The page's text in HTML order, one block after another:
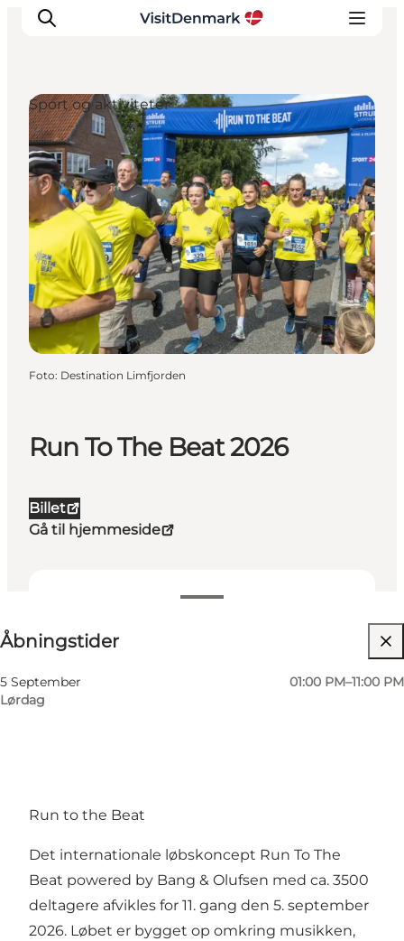
Inspiration
Destinationer
Oplevelser
Overnatning
Planlæg ferien
Run To The Beat 2026
Billet
Gå til hjemmeside
Åbningstider
5 September
Lørdag
01:00 PM–11:00 PM
Min partner, Mig selv, Børn, Venner
Sport og aktiviteter
Foto: Destination Limfjorden
Run to the Beat
Det internationale løbskoncept Run To The
Beat powered by Bang & Olufsen med ca. 3500
deltagere afvikles for 11. gang den 5. september
2026. Løbet er bygget op omkring musikken,